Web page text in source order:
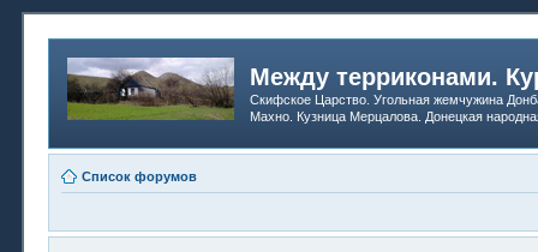
Между терриконами.
Скифское Царство. Угольная жемчужина
Махно. Кузница Мерцалова. Донецкая
Список форумов